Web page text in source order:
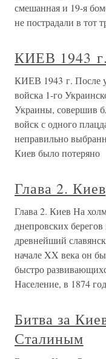
смешанная и 19-я
не пострадали в тот
КИЕВ 1943 г.
КИЕВ 1943 г. После
войска 1-го
Украины, совершив
войск с одного
неправильно
Киев было потеряно
Глава 2. Киев
Глава 2. Киев На
днепровских
древнейший
начале XX века он
быстро
Население, в 1874
Битва за
Сталиным